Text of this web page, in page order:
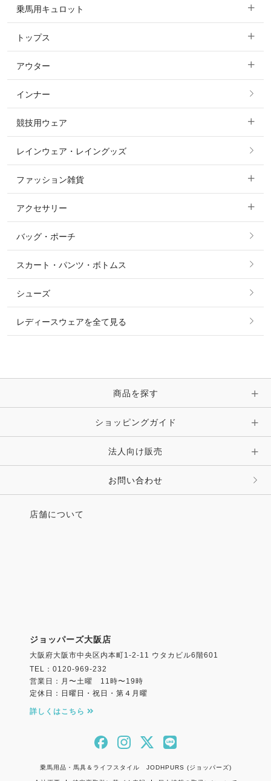
乗馬用キュロット
すべてのキュロット
フルグリップ・尻革 キュロット
ニーグリップ・膝革 キュロット
トップス
すべてのトップス
ポロシャツ
カットソー・Tシャツ・タンクトップ
ニット・セーター
シャツ・ブラウス・ワンピース
アウター
すべてのアウター
コート
ジャケット・ブルゾン
インナー
競技用ウェア
すべての競技用ウェア
ショージャケット
ショーシャツ
レインウェア・レイングッズ
ファッション雑貨
すべてのファッション雑貨
ソックス
ベルト
時計・財布・キーケース・革小物
キーホルダー・チャーム・ストラップ
その他 ファッション雑貨
アクセサリー
すべてのアクセサリー
リング
ピアス・イヤリング
ピン・ブローチ・コサージュ
その他 アクセサリー
バッグ・ポーチ
スカート・パンツ・ボトムス
シューズ
レディースウェアを全て見る
商品を探す
ショッピングガイド
法人向け販売
お問い合わせ
店舗について
ジョッパーズ大阪店
大阪府大阪市中央区内本町1-2-11 ウタカビル6階601
TEL：0120-969-232
営業日：月〜土曜 11時〜19時
定休日：日曜日・祝日・第４月曜
詳しくはこちら
乗馬用品・馬具＆ライフスタイル JODHPURS (ジョッパーズ)